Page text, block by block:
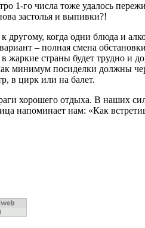
1-го числа тоже удалось
застолья и выпивки?!
когда одни блюда и
– полная смена
жаркие страны будет трудно и
минимум посиделки должны
в цирк или на балет.
хорошего отдыха. В наших
напоминает нам: «Как